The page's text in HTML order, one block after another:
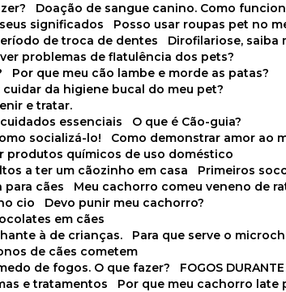
Doação de sangue canino. Como
significados
Posso usar roupas pet no
de troca de dentes
Dirofilariose,
problemas de flatulência dos pets?
Por que meu cão lambe e morde as patas?
cuidar da higiene bucal do meu pet?
e tratar.
cuidados essenciais
O que é Cão-guia?
socializá-lo!
Como demonstrar amor ao
produtos químicos de uso doméstico
a ter um cãozinho em casa
Primeiros
para cães
Meu cachorro comeu veneno de
cio
Devo punir meu cachorro?
em cães
à de crianças.
Para que serve o
de cães cometem
de fogos. O que fazer?
FOGOS
e tratamentos
Por que meu cachorro late